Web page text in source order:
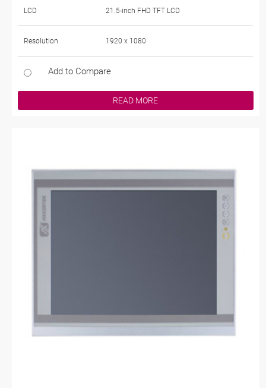
LCD 21.5-inch FHD TFT LCD
Resolution 1920 x 1080
Add to Compare
READ MORE